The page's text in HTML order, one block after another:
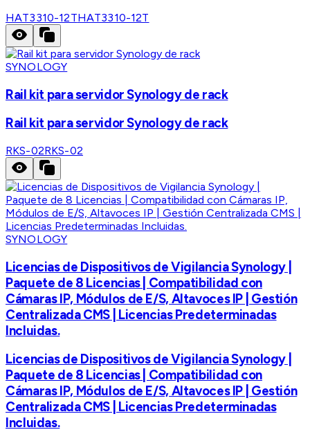
HAT3310-12THAT3310-12T
SYNOLOGY
Rail kit para servidor Synology de rack
Rail kit para servidor Synology de rack
RKS-02RKS-02
SYNOLOGY
Licencias de Dispositivos de Vigilancia Synology |
Paquete de 8 Licencias | Compatibilidad con
Cámaras IP, Módulos de E/S, Altavoces IP | Gestión
Centralizada CMS | Licencias Predeterminadas
Incluidas.
Licencias de Dispositivos de Vigilancia Synology |
Paquete de 8 Licencias | Compatibilidad con
Cámaras IP, Módulos de E/S, Altavoces IP | Gestión
Centralizada CMS | Licencias Predeterminadas
Incluidas.